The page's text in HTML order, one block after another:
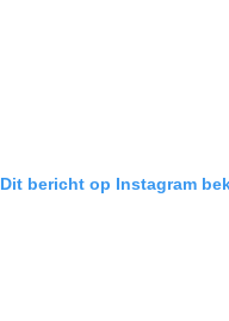
Dit bericht op Instagram